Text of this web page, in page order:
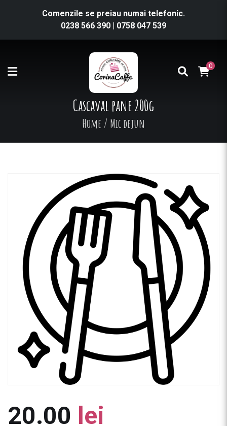
Comenzile se preiau numai telefonic.
0238 566 390 | 0758 047 539
0
Cascaval pane 200g
Home / Mic dejun
20.00 lei